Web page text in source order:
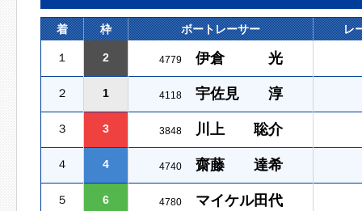
着 枠 ボートレーサー レ
１ 2 4779 伊倉 光
２ 1 4118 宇佐見 淳
３ 3 3848 川上 聡介
４ 4 4740 齋藤 達希
５ 6 4780 マイケル田代